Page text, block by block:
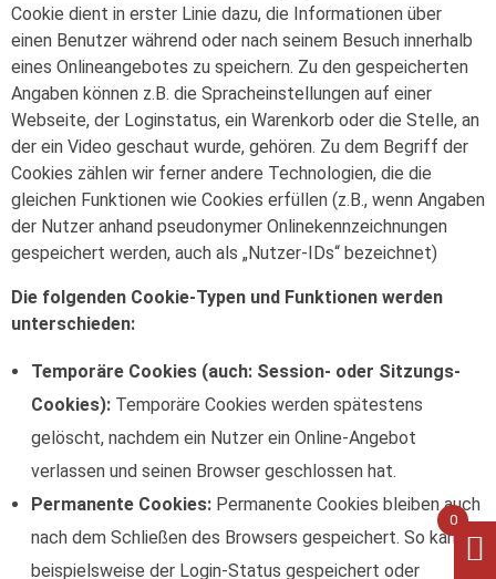
Cookie dient in erster Linie dazu, die Informationen über
einen Benutzer während oder nach seinem Besuch innerhalb
eines Onlineangebotes zu speichern. Zu den gespeicherten
Angaben können z.B. die Spracheinstellungen auf einer
Webseite, der Loginstatus, ein Warenkorb oder die Stelle, an
der ein Video geschaut wurde, gehören. Zu dem Begriff der
Cookies zählen wir ferner andere Technologien, die die
gleichen Funktionen wie Cookies erfüllen (z.B., wenn Angaben
der Nutzer anhand pseudonymer Onlinekennzeichnungen
gespeichert werden, auch als „Nutzer-IDs“ bezeichnet)
Die folgenden Cookie-Typen und Funktionen werden
unterschieden:
Temporäre Cookies (auch: Session- oder Sitzungs-
Cookies):Temporäre Cookies werden spätestens
gelöscht, nachdem ein Nutzer ein Online-Angebot
verlassen und seinen Browser geschlossen hat.
Permanente Cookies:Permanente Cookies bleiben auch
nach dem Schließen des Browsers gespeichert. So kann
beispielsweise der Login-Status gespeichert oder
0